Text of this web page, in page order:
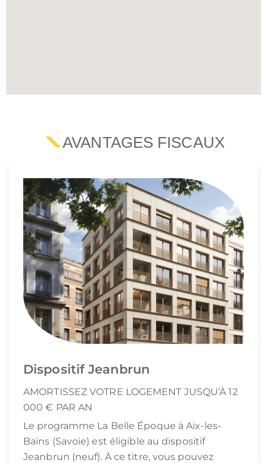
AVANTAGES FISCAUX
Dispositif Jeanbrun
AMORTISSEZ VOTRE LOGEMENT JUSQU’À 12
000 € PAR AN
Le programme La Belle Époque à Aix-les-
Bains (Savoie) est éligible au dispositif
Jeanbrun (neuf). À ce titre, vous pouvez